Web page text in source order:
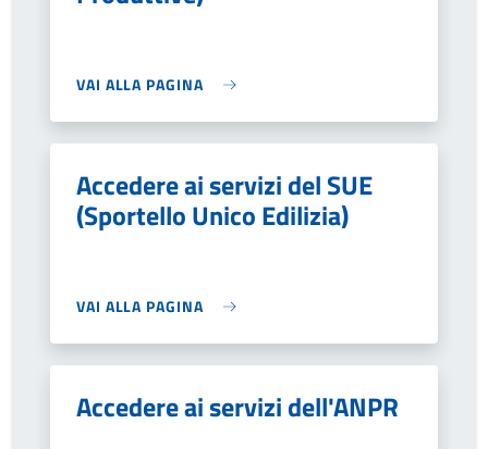
VAI ALLA PAGINA
Accedere ai servizi del SUE
(Sportello Unico Edilizia)
VAI ALLA PAGINA
Accedere ai servizi dell'ANPR